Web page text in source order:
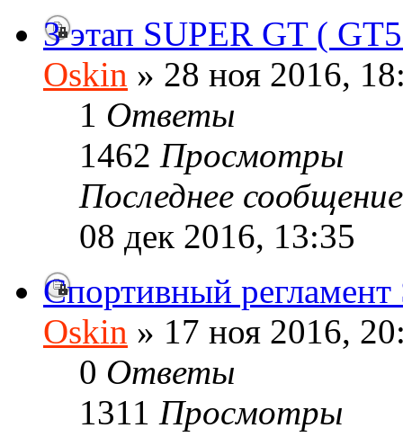
3 этап SUPER GT (
Oskin » 28 ноя 2016,
1 Ответы
1462 Просмотры
Последнее
08 дек 2016, 13:35
Спортивный
Oskin » 17 ноя 2016,
0 Ответы
1311 Просмотры